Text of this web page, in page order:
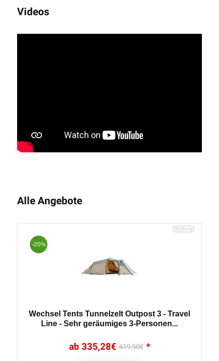
Videos
Alle Angebote
-20%
Wechsel Tents Tunnelzelt Outpost 3 - Travel
Line - Sehr geräumiges 3-Personen...
335,28€ 419,90€